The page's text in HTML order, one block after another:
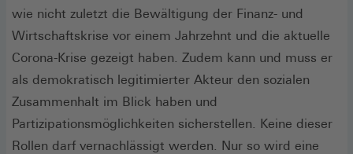
wie nicht zuletzt die Bewältigung der Finanz- und
Wirtschaftskrise vor einem Jahrzehnt und die aktuelle
Corona-Krise gezeigt haben. Zudem kann und muss er
als demokratisch legitimierter Akteur den sozialen
Zusammenhalt im Blick haben und
Partizipationsmöglichkeiten sicherstellen. Keine dieser
Rollen darf vernachlässigt werden. Nur so wird eine